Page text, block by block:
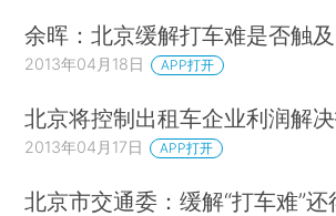
余晖：北京缓解打车难是否触及
2013年04月18日 APP打开
北京将控制出租车企业利润解
2013年04月17日 APP打开
北京市交通委：缓解“打车难”